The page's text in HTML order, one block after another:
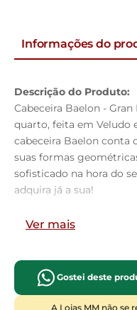
Informações do
Descrição do Produto:
Cabeceira Baelon -
quarto, feita em Veludo
cabeceira Baelon
suas formas
sofisticado na hora do
adquira já a sua!
Altura:125cm
Profundidade:
Características do
Ver mais
Gostei deste
A Lojas MM não se